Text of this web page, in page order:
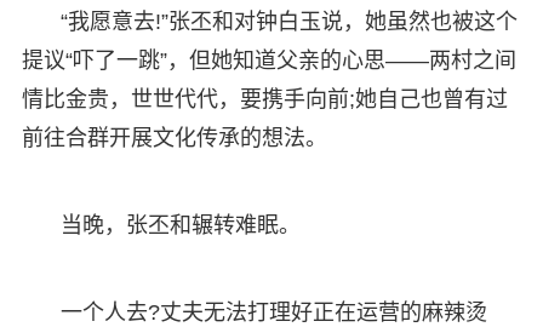
“我愿意去!”张丕和对钟白玉说，她虽然也被这个
提议“吓了一跳”，但她知道父亲的心思——两村之间
情比金贵，世世代代，要携手向前;她自己也曾有过
前往合群开展文化传承的想法。
当晚，张丕和辗转难眠。
一个人去?丈夫无法打理好正在运营的麻辣烫